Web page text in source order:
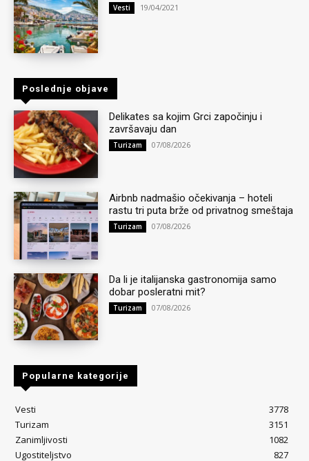
Vesti 19/04/2021
Poslednje objave
Delikates sa kojim Grci započinju i
završavaju dan
Turizam 07/08/2026
Airbnb nadmašio očekivanja – hoteli
rastu tri puta brže od privatnog smeštaja
Turizam 07/08/2026
Da li je italijanska gastronomija samo
dobar posleratni mit?
Turizam 07/08/2026
Popularne kategorije
Vesti
3778
Turizam
3151
Zanimljivosti
1082
Ugostiteljstvo
827